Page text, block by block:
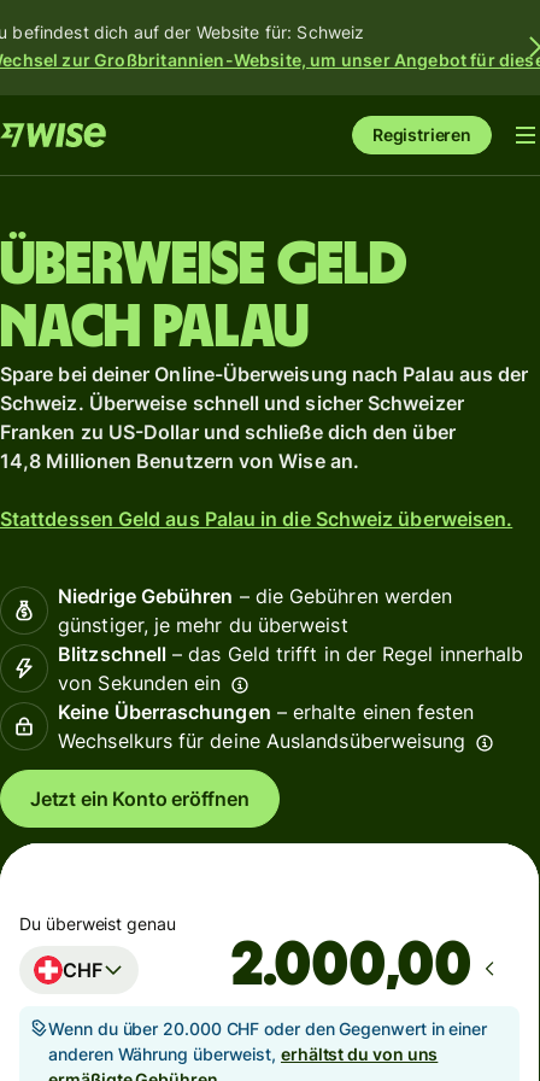
befindest dich auf der Website für: Schweiz
zur Großbritannien-Website, um unser Angebot für
Registrieren
Überweise Geld
nach Palau
Spare bei deiner Online-Überweisung nach Palau aus der
Schweiz. Überweise schnell und sicher Schweizer
Franken zu US-Dollar und schließe dich den über
14,8 Millionen Benutzern von Wise an.
Stattdessen Geld aus Palau in die Schweiz überweisen.
Niedrige Gebühren – die Gebühren werden
günstiger, je mehr du überweist
Blitzschnell – das Geld trifft in der Regel innerhalb
von Sekunden ein
Keine Überraschungen – erhalte einen festen
Wechselkurs für deine Auslandsüberweisung
Jetzt ein Konto eröffnen
Du überweist genau
CHF ,00
Wenn du über 20.000 CHF oder den Gegenwert in einer
anderen Währung überweist, erhältst du von uns